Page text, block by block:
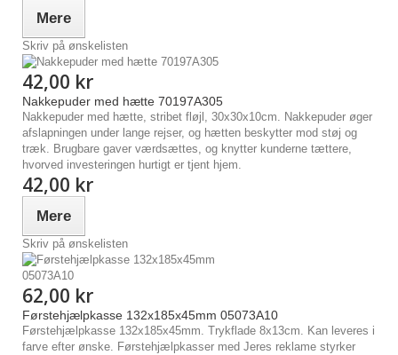
Mere
Skriv på ønskelisten
42,00 kr
Nakkepuder med hætte 70197A305
Nakkepuder med hætte, stribet fløjl, 30x30x10cm. Nakkepuder øger
afslapningen under lange rejser, og hætten beskytter mod støj og
træk. Brugbare gaver værdsættes, og knytter kunderne tættere,
hvorved investeringen hurtigt er tjent hjem.
42,00 kr
Mere
Skriv på ønskelisten
62,00 kr
Førstehjælpkasse 132x185x45mm 05073A10
Førstehjælpkasse 132x185x45mm. Trykflade 8x13cm. Kan leveres i
farve efter ønske. Førstehjælpkasser med Jeres reklame styrker